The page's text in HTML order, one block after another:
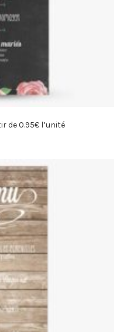
de 0.95€ l’unité